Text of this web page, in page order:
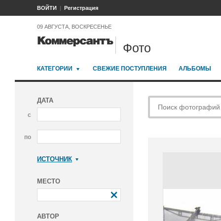
ВОЙТИ Регистрация
09 АВГУСТА, ВОСКРЕСЕНЬЕ
Фото
КАТЕГОРИИ СВЕЖИЕ ПОСТУПЛЕНИЯ АЛЬБОМЫ
ДАТА
с
по
ИСТОЧНИК
МЕСТО
АВТОР